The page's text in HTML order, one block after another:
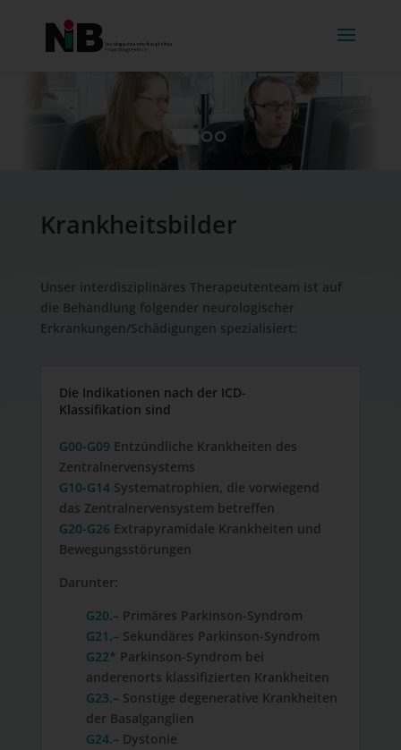
Krankheitsbilder
Unser interdisziplinäres Therapeutenteam ist auf
die Behandlung folgender neurologischer
Erkrankungen/Schädigungen spezialisiert:
Die Indikationen nach der ICD-
Klassifikation sind
G00-G09 Entzündliche Krankheiten des
Zentralnervensystems
G10-G14Systematrophien, die vorwiegend
das Zentralnervensystem betreffen
G20-G26 Extrapyramidale Krankheiten und
Bewegungsstörungen
Darunter:
G20.– Primäres Parkinson-Syndrom
G21.– Sekundäres Parkinson-Syndrom
G22* Parkinson-Syndrom bei
anderenorts klassifizierten Krankheiten
G23.– Sonstige degenerative Krankheiten
der Basalganglien
G24.– Dystonie